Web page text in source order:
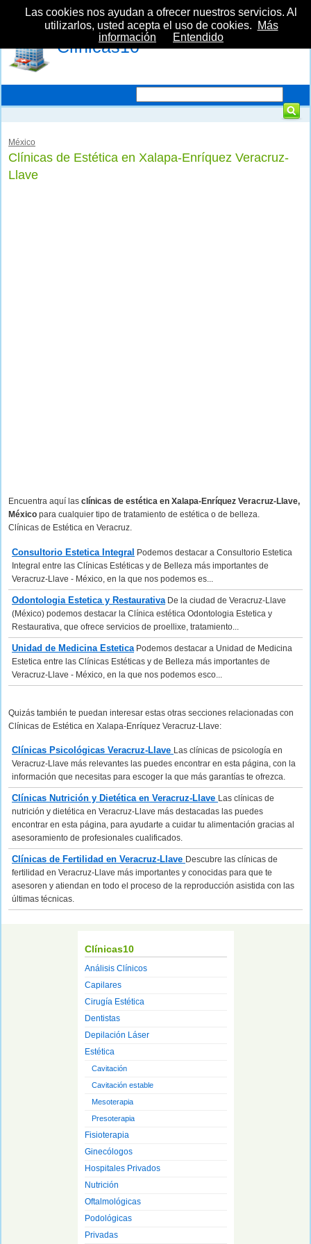
Clínicas10
México
Clínicas de Estética en Xalapa-Enríquez Veracruz-
Llave
Encuentra aquí las clínicas de estética en Xalapa-Enríquez Veracruz-Llave,
México para cualquier tipo de tratamiento de estética o de belleza.
Clínicas de Estética en Veracruz.
Consultorio Estetica Integral Podemos destacar a Consultorio Estetica
Integral entre las Clínicas Estéticas y de Belleza más importantes de
Veracruz-Llave - México, en la que nos podemos es...
Odontologia Estetica y RestaurativaDe la ciudad de Veracruz-Llave
(México) podemos destacar la Clínica estética Odontologia Estetica y
Restaurativa, que ofrece servicios de proellixe, tratamiento...
Unidad de Medicina EsteticaPodemos destacar a Unidad de Medicina
Estetica entre las Clínicas Estéticas y de Belleza más importantes de
Veracruz-Llave - México, en la que nos podemos esco...
Quizás también te puedan interesar estas otras secciones relacionadas con
Clínicas de Estética en Xalapa-Enríquez Veracruz-Llave:
Clínicas Psicológicas Veracruz-Llave Las clínicas de psicología en
Veracruz-Llave más relevantes las puedes encontrar en esta página, con la
información que necesitas para escoger la que más garantías te ofrezca.
Clínicas Nutrición y Dietética en Veracruz-Llave Las clínicas de
nutrición y dietética en Veracruz-Llave más destacadas las puedes
encontrar en esta página, para ayudarte a cuidar tu alimentación gracias al
asesoramiento de profesionales cualificados.
Clínicas de Fertilidad en Veracruz-Llave Descubre las clínicas de
fertilidad en Veracruz-Llave más importantes y conocidas para que te
asesoren y atiendan en todo el proceso de la reproducción asistida con las
últimas técnicas.
Clínicas10
Análisis Clínicos
Capilares
Cirugía Estética
Dentistas
Depilación Láser
Estética
Cavitación
Cavitación estable
Mesoterapia
Presoterapia
Fisioterapia
Ginecólogos
Hospitales Privados
Nutrición
Oftalmológicas
Podológicas
Privadas
Las cookies nos ayudan a ofrecer nuestros servicios. Al
utilizarlos, usted acepta el uso de cookies.
Más
información
Entendido